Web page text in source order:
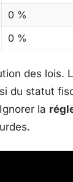
0 %
0 %
des lois.
du statut
la